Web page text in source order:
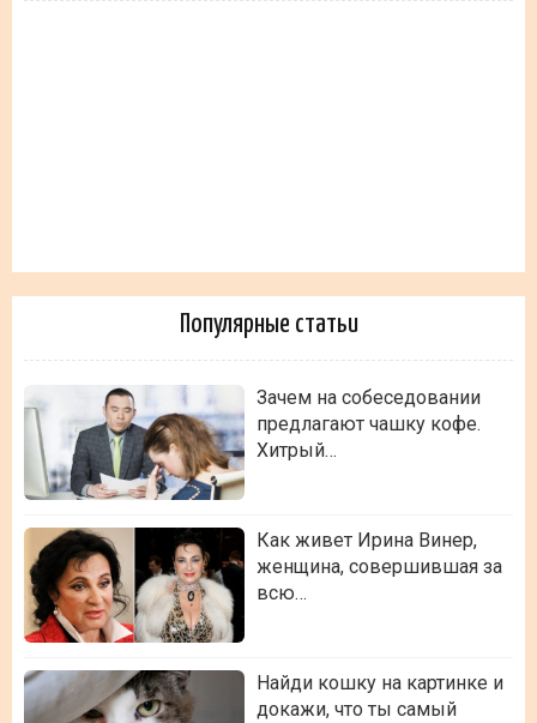
Популярные статьи
Зачем на собеседовании
предлагают чашку кофе.
Хитрый…
Как живет Ирина Винер,
женщина, совершившая за
всю…
Найди кошку на картинке и
докажи, что ты самый